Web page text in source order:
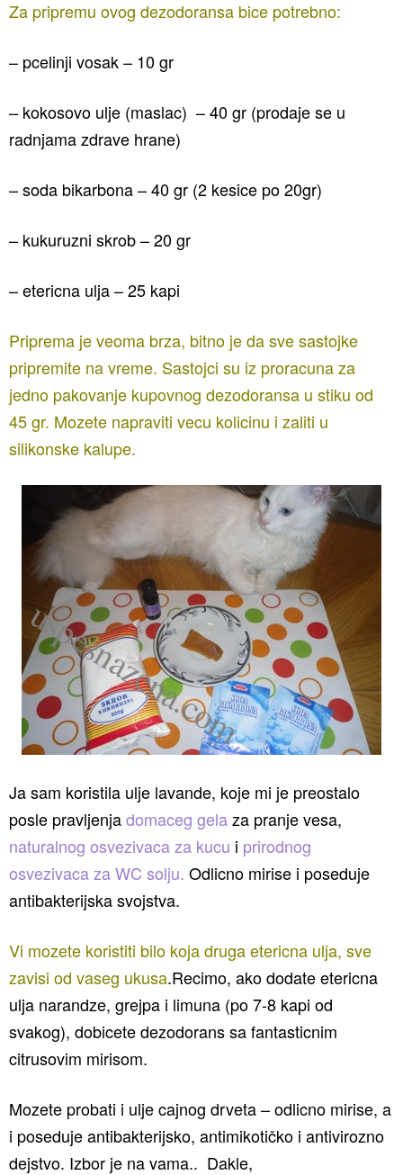
Za pripremu ovog dezodoransa bice potrebno:
– pcelinji vosak – 10 gr
– kokosovo ulje (maslac) – 40 gr (prodaje se u
radnjama zdrave hrane)
– soda bikarbona – 40 gr (2 kesice po 20gr)
– kukuruzni skrob – 20 gr
– etericna ulja – 25 kapi
Priprema je veoma brza, bitno je da sve sastojke
pripremite na vreme. Sastojci su iz proracuna za
jedno pakovanje kupovnog dezodoransa u stiku od
45 gr. Mozete napraviti vecu kolicinu i zaliti u
silikonske kalupe.
Ja sam koristila ulje lavande, koje mi je preostalo
posle pravljenjadomaceg gelaza pranje vesa,
naturalnog osvezivaca za kucu i prirodnog
osvezivaca za WC solju. Odlicno mirise i poseduje
antibakterijska svojstva.
Vi mozete koristiti bilo koja druga etericna ulja, sve
zavisi od vaseg ukusa.Recimo, ako dodate etericna
ulja narandze, grejpa i limuna (po 7-8 kapi od
svakog), dobicete dezodorans sa fantasticnim
citrusovim mirisom.
Mozete probati i ulje cajnog drveta – odlicno mirise, a
i poseduje antibakterijsko, antimikotičko i antivirozno
dejstvo. Izbor je na vama.. Dakle,